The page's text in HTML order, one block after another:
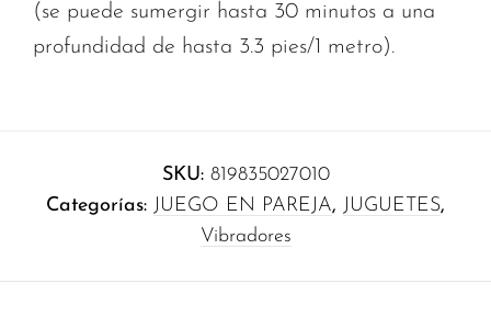
(se puede sumergir hasta 30 minutos a una
profundidad de hasta 3.3 pies/1 metro).
SKU: 819835027010
Categorías: JUEGO EN PAREJA, JUGUETES,
Vibradores